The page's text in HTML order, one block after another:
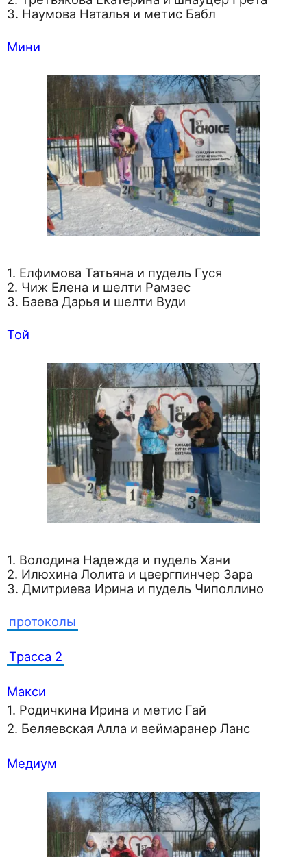
3. Наумова Наталья и метис Бабл
Мини
1. Елфимова Татьяна и пудель Гуся
2. Чиж Елена и шелти Рамзес
3. Баева Дарья и шелти Вуди
Той
1. Володина Надежда и пудель Хани
2. Илюхина Лолита и цвергпинчер Зара
3. Дмитриева Ирина и пудель Чиполлино
протоколы
Трасса 2
Макси
1. Родичкина Ирина и метис Гай
2. Беляевская Алла и веймаранер Ланс
Медиум